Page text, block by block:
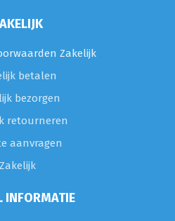
Zakelijk
betalen
bezorgen
retourneren
aanvragen
Zakelijk
INFORMATIE